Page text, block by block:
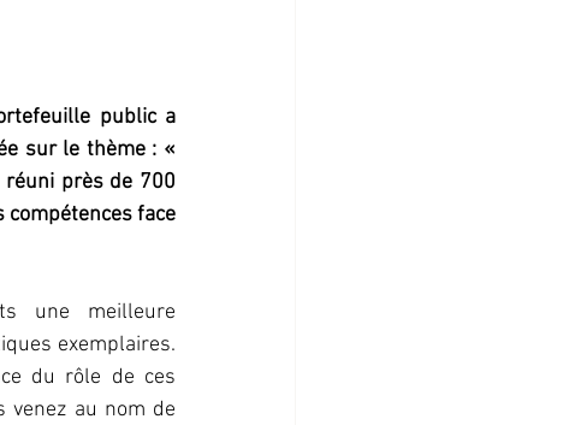
public a
sur le thème : «
réuni près de 700
face
une meilleure
exemplaires.
du rôle de ces
venez au nom de